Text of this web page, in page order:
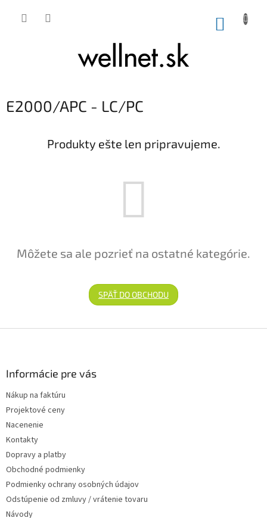
E2000/APC - LC/PC
Produkty ešte len pripravujeme.
Môžete sa ale pozrieť na ostatné kategórie.
SPÄŤ DO OBCHODU
Informácie pre vás
Nákup na faktúru
Projektové ceny
Nacenenie
Kontakty
Dopravy a platby
Obchodné podmienky
Podmienky ochrany osobných údajov
Odstúpenie od zmluvy / vrátenie tovaru
Návody